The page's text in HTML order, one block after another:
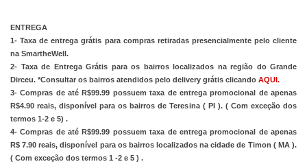
ENTREGA
1- Taxa de entrega grátis para compras retiradas presencialmente pelo cliente
na SmartheWell.
2- Taxa de Entrega Grátis para os bairros localizados na região do Grande
Dirceu. *Consultar os bairros atendidos pelo delivery grátis clicando AQUI.
3- Compras de até R$99.99 possuem taxa de entrega promocional de apenas
R$4.90 reais, disponível para os bairros de Teresina ( PI ). ( Com exceção dos
termos 1-2 e 5) .
4- Compras de até R$99.99 possuem taxa de entrega promocional de apenas
R$ 7.90 reais, disponível para os bairros localizados na cidade de Timon ( MA ).
( Com exceção dos termos 1 -2 e 5 ) .